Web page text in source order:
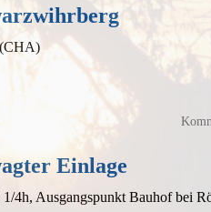
Einlage
4h, Ausgangspunkt Bauhof bei